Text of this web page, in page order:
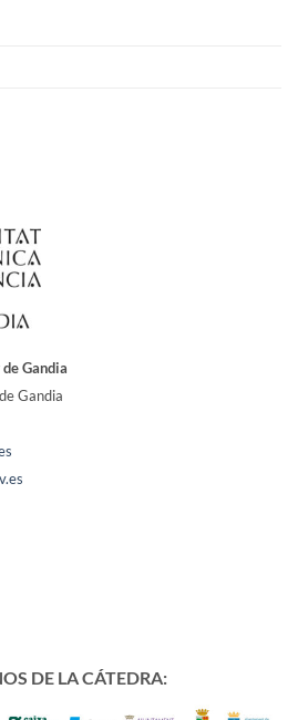
Gandia
Gandia
DE LA CÁTEDRA: